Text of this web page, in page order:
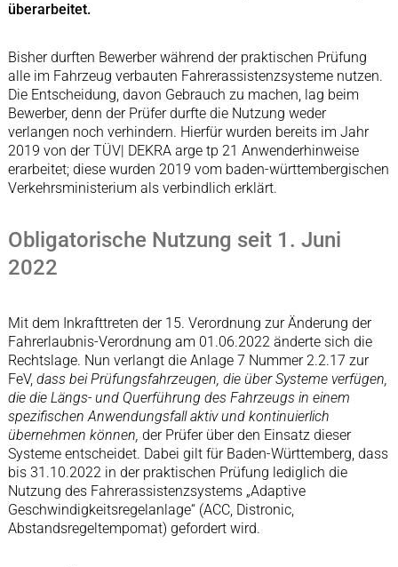
überarbeitet.
Bisher durften Bewerber während der praktischen Prüfung
alle im Fahrzeug verbauten Fahrerassistenzsysteme nutzen.
Die Entscheidung, davon Gebrauch zu machen, lag beim
Bewerber, denn der Prüfer durfte die Nutzung weder
verlangen noch verhindern. Hierfür wurden bereits im Jahr
2019 von der TÜV| DEKRA arge tp 21 Anwenderhinweise
erarbeitet; diese wurden 2019 vom baden-württembergischen
Verkehrsministerium als verbindlich erklärt.
Obligatorische Nutzung seit 1. Juni
2022
Mit dem Inkrafttreten der 15. Verordnung zur Änderung der
Fahrerlaubnis-Verordnung am 01.06.2022 änderte sich die
Rechtslage. Nun verlangt die Anlage 7 Nummer 2.2.17 zur
FeV, dass bei Prüfungsfahrzeugen, die über Systeme verfügen,
die die Längs- und Querführung des Fahrzeugs in einem
spezifischen Anwendungsfall aktiv und kontinuierlich
übernehmen können, der Prüfer über den Einsatz dieser
Systeme entscheidet. Dabei gilt für Baden-Württemberg, dass
bis 31.10.2022 in der praktischen Prüfung lediglich die
Nutzung des Fahrerassistenzsystems „Adaptive
Geschwindigkeitsregelanlage“ (ACC, Distronic,
Abstandsregeltempomat) gefordert wird.